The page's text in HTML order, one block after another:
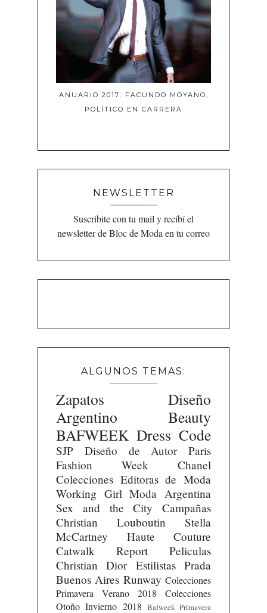
ANUARIO 2017: FACUNDO MOYANO,
POLÍTICO EN CARRERA
NEWSLETTER
Suscribite con tu mail y recibí el
newsletter de Bloc de Moda en tu correo
ALGUNOS TEMAS:
Zapatos
Diseño
Argentino
Beauty
BAFWEEK Dress Code
SJP Diseño de Autor
Paris
Fashion Week
Chanel
Colecciones Editoras de Moda
Working Girl Moda Argentina
Sex and the City
Campañas
Christian Louboutin
Stella
McCartney
Haute Couture
Catwalk Report
Peliculas
Christian Dior Estilistas Prada
Buenos Aires Runway Colecciones
Primavera Verano 2018
Colecciones
Otoño Invierno 2018 Bafweek Primavera